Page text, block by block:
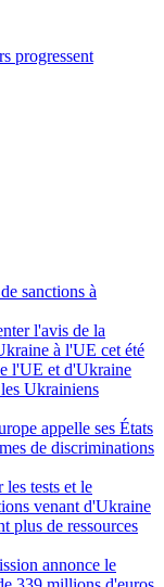
progressent
sanctions à
l'avis de la
à l'UE cet été
l'UE et d'Ukraine
Ukrainiens
appelle ses États
de discriminations
tests et le
venant d'Ukraine
plus de ressources
annonce le